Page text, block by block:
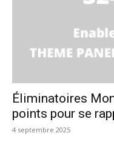
Éliminatoires
points pour se
4 septembre 2025